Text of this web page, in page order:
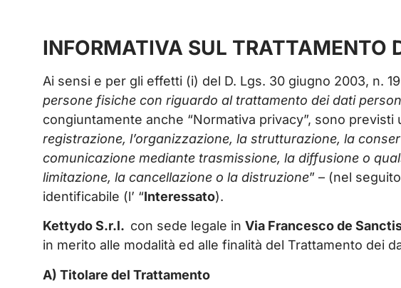
INFORMATIVA SUL TRATTAMENTO
Ai sensi e per gli effetti (i) del D. Lgs. 30 giugno 2003, n.
persone fisiche con riguardo al trattamento dei dati
congiuntamente anche “Normativa privacy”, sono
registrazione, l’organizzazione, la strutturazione, la
comunicazione mediante trasmissione, la diffusione o
limitazione, la cancellazione o la distruzione” – (nel
identificabile (l’ “Interessato).
Kettydo S.r.l. con sede legale in Via Francesco de
in merito alle modalità ed alle finalità del Trattamento dei
A) Titolare del Trattamento